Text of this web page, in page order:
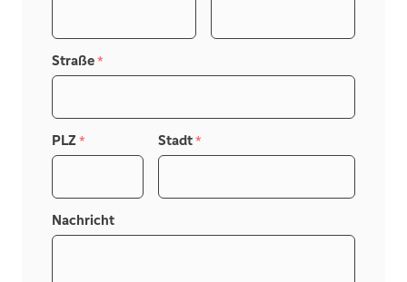
Straße *
PLZ * Stadt *
Nachricht